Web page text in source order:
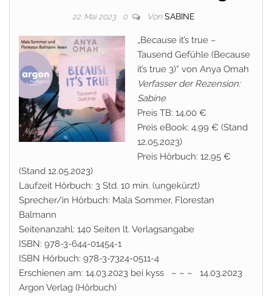
22. Mai 2023 0 Von SABINE
„Because it’s true –
Tausend Gefühle (Because
it’s true 3)“ von Anya Omah
Verfasser der Rezension:
Sabine
Preis TB: 14,00 €
Preis eBook: 4,99 € (Stand
12.05.2023)
Preis Hörbuch: 12,95 €
(Stand 12.05.2023)
Laufzeit Hörbuch: 3 Std. 10 min. (ungekürzt)
Sprecher/in Hörbuch: Mala Sommer, Florestan
Balmann
Seitenanzahl: 140 Seiten lt. Verlagsangabe
ISBN: 978-3-644-01454-1
ISBN Hörbuch: 978-3-7324-0511-4
Erschienen am: 14.03.2023 bei kyss – – – 14.03.2023
Argon Verlag (Hörbuch)